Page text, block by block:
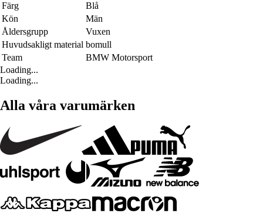
Färg
Blå
Kön
Män
Åldersgrupp
Vuxen
Huvudsakligt material bomull
Team
BMW Motorsport
Loading...
Loading...
Alla våra varumärken